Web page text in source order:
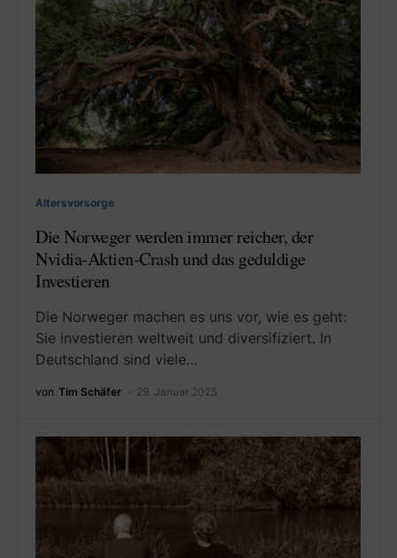
Altersvorsorge
Die Norweger werden immer reicher, der
Nvidia-Aktien-Crash und das geduldige
Investieren
Die Norweger machen es uns vor, wie es geht:
Sie investieren weltweit und diversifiziert. In
Deutschland sind viele…
von Tim Schäfer 29. Januar 2025